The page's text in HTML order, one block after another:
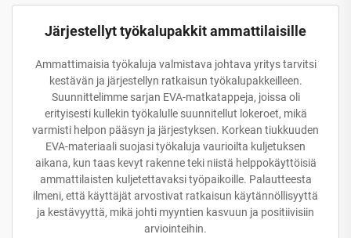
Järjestellyt työkalupakkit ammattilaisille
Ammattimaisia työkaluja valmistava johtava yritys tarvitsi
kestävän ja järjestellyn ratkaisun työkalupakkeilleen.
Suunnittelimme sarjan EVA-matkatappeja, joissa oli
erityisesti kullekin työkalulle suunnitellut lokeroet, mikä
varmisti helpon pääsyn ja järjestyksen. Korkean tiukkuuden
EVA-materiaali suojasi työkaluja vaurioilta kuljetuksen
aikana, kun taas kevyt rakenne teki niistä helppokäyttöisiä
ammattilaisten kuljetettavaksi työpaikoille. Palautteesta
ilmeni, että käyttäjät arvostivat ratkaisun käytännöllisyyttä
ja kestävyyttä, mikä johti myyntien kasvuun ja positiivisiin
arviointeihin.